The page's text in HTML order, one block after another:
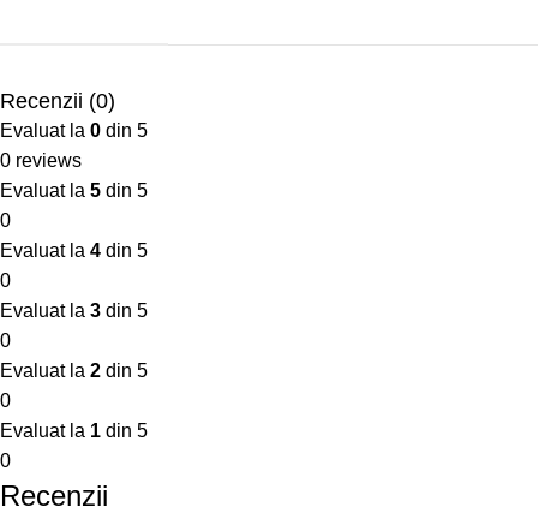
Recenzii (0)
Evaluat la 0 din 5
0 reviews
Evaluat la 5 din 5
0
Evaluat la 4 din 5
0
Evaluat la 3 din 5
0
Evaluat la 2 din 5
0
Evaluat la 1 din 5
0
Recenzii